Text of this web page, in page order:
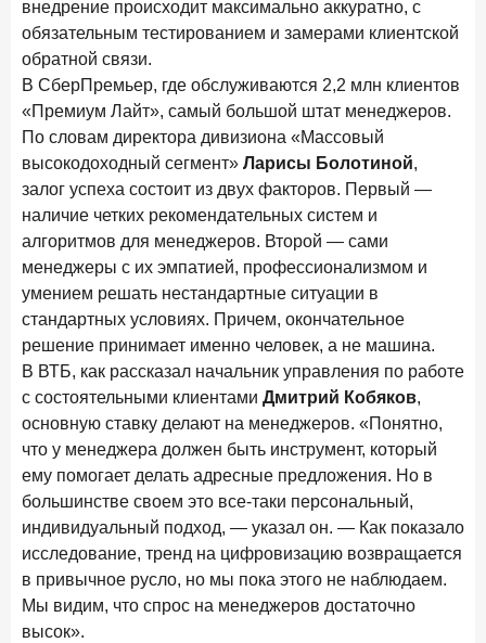
Бизнес на маркетплейсах: новичкам здесь больше не
место
По итогам января 2026 года объем выдач кредитов
составил 822,8 млрд руб.
2 февраля 2026 года ИССЛЕДОВАНИЕ
Premium Banking в 2025 году: портрет клиента, тренды
и стратегии банков
Главные «болевые точки» бизнеса при открытии
расчетного счета в банках
26 января 2026 года ИССЛЕДОВАНИЕ
Ипотека. Итоги декабря 2025 года
15 января 2026 года ИССЛЕДОВАНИЕ
По итогам декабря 2025 года объем выдач кредитов
составил 1 326,5 млрд руб.
Цифра дня
Средний срок ипотечных кредитов в России
24,9 лет
-0,74
внедрение происходит максимально аккуратно, с
обязательным тестированием и замерами клиентской
обратной связи.
В СберПремьер, где обслуживаются 2,2 млн клиентов
«Премиум Лайт», самый большой штат менеджеров.
По словам директора дивизиона «Массовый
высокодоходный сегмент» Ларисы Болотиной,
залог успеха состоит из двух факторов. Первый —
наличие четких рекомендательных систем и
алгоритмов для менеджеров. Второй — сами
менеджеры с их эмпатией, профессионализмом и
умением решать нестандартные ситуации в
стандартных условиях. Причем, окончательное
решение принимает именно человек, а не машина.
В ВТБ, как рассказал начальник управления по работе
с состоятельными клиентами Дмитрий Кобяков,
основную ставку делают на менеджеров. «Понятно,
что у менеджера должен быть инструмент, который
ему помогает делать адресные предложения. Но в
большинстве своем это все-таки персональный,
индивидуальный подход, — указал он. — Как показало
исследование, тренд на цифровизацию возвращается
в привычное русло, но мы пока этого не наблюдаем.
Мы видим, что спрос на менеджеров достаточно
высок».